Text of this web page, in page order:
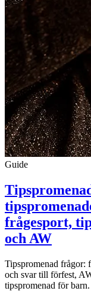
Guide
frågesport,
och AW
Tipspromenad frågor:
och svar till förfest,
tipspromenad för barn.